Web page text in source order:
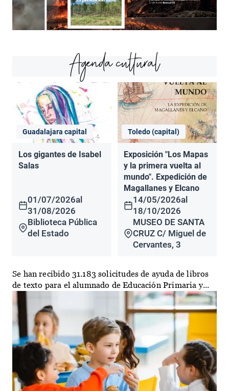
Agenda cultural
Guadalajara capital
Los gigantes de Isabel
Salas
01/07/2026al
31/08/2026
Biblioteca Pública
del Estado
Toledo (capital)
Exposición "Los Mapas
y la primera vuelta al
mundo". Expedición de
Magallanes y Elcano
14/05/2026al
18/10/2026
MUSEO DE SANTA
CRUZ C/ Miguel de
Cervantes, 3
Se han recibido 31.183 solicitudes de ayuda de libros
de texto para el alumnado de Educación Primaria y...